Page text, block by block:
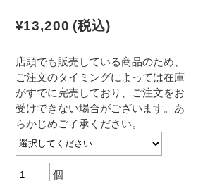
¥13,200 (税込)
店頭でも販売している商品のため、
ご注文のタイミングによっては在庫
がすでに完売しており、ご注文をお
受けできない場合がございます。あ
らかじめご了承ください。
個